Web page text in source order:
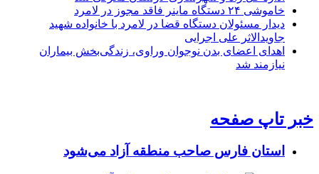
خاموشی ۲۴ دستگاه ماینر فاقد مجوز در لامرد
دیدار مسئولان دستگاه قضا در لامرد با خانواده شهید
جاویدالاثر علی اجرایی
اهدای اعضای بدن نوجوان وراوی، زندگی‌بخش بیماران
نیازمند شد
خبر تاپ صفحه
استان فارس صاحب منطقه آزاد می‌شود